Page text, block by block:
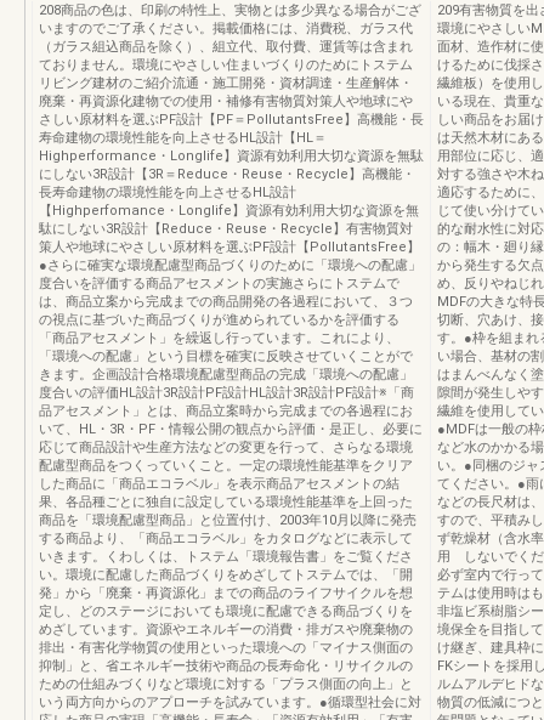
208商品の色は、印刷の特性上、実物とは多少異なる場合がござ
いますのでご了承ください。掲載価格には、消費税、ガラス代
（ガラス組込商品を除く）、組立代、取付費、運賃等は含まれ
ておりません。環境にやさしい住まいづくりのためにトステム
リビング建材のご紹介流通・施工開発・資材調達・生産解体・
廃棄・再資源化建物での使用・補修有害物質対策人や地球にや
さしい原材料を選ぶPF設計【PF＝PollutantsFree】高機能・長
寿命建物の環境性能を向上させるHL設計【HL＝
Highperformance・Longlife】資源有効利用大切な資源を無駄
にしない3R設計【3R＝Reduce・Reuse・Recycle】高機能・
長寿命建物の環境性能を向上させるHL設計
【Highperfomance・Longlife】資源有効利用大切な資源を無
駄にしない3R設計【Reduce・Reuse・Recycle】有害物質対
策人や地球にやさしい原材料を選ぶPF設計【PollutantsFree】
●さらに確実な環境配慮型商品づくりのために「環境への配慮」
度合いを評価する商品アセスメントの実施さらにトステムで
は、商品立案から完成までの商品開発の各過程において、３つ
の視点に基づいた商品づくりが進められているかを評価する
「商品アセスメント」を繰返し行っています。これにより、
「環境への配慮」という目標を確実に反映させていくことがで
きます。企画設計合格環境配慮型商品の完成「環境への配慮」
度合いの評価HL設計3R設計PF設計HL設計3R設計PF設計※「商
品アセスメント」とは、商品立案時から完成までの各過程にお
いて、HL・3R・PF・情報公開の観点から評価・是正し、必要に
応じて商品設計や生産方法などの変更を行って、さらなる環境
配慮型商品をつくっていくこと。一定の環境性能基準をクリア
した商品に「商品エコラベル」を表示商品アセスメントの結
果、各品種ごとに独自に設定している環境性能基準を上回った
商品を「環境配慮型商品」と位置付け、2003年10月以降に発売
する商品より、「商品エコラベル」をカタログなどに表示して
いきます。くわしくは、トステム「環境報告書」をご覧くださ
い。環境に配慮した商品づくりをめざしてトステムでは、「開
発」から「廃棄・再資源化」までの商品のライフサイクルを想
定し、どのステージにおいても環境に配慮できる商品づくりを
めざしています。資源やエネルギーの消費・排ガスや廃棄物の
排出・有害化学物質の使用といった環境への「マイナス側面の
抑制」と、省エネルギー技術や商品の長寿命化・リサイクルの
ための仕組みづくりなど環境に対する「プラス側面の向上」と
いう両方向からのアプローチを試みています。●循環型社会に対
209有害物質を
環境にやさしい
面材、造作材に
けるために伐採
繊維板）を使用
いる現在、貴重
しい商品をお届
は天然木材にあ
用部位に応じ、
対する強さや木
適応するために
じて使い分けて
的な耐水性に対
の：幅木・廻り
から発生する欠
め、反りやねじ
MDFの大きな特
切断、穴あけ、
す。●枠を組まれ
い場合、基材の
はまんべんなく
隙間が発生しや
繊維を使用して
●MDFは一般の
など水のかかる
い。●同梱のジャ
てください。●雨
などの長尺材は
すので、平積み
ず乾燥材（含水
用 しないでくだ
必ず室内で行っ
テムは使用時は
非塩ビ系樹脂シ
境保全を目指し
け継ぎ、建具枠
FKシートを採用
ルムアルデヒド
物質の低減につ